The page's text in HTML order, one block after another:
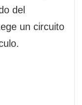
del
un circuito